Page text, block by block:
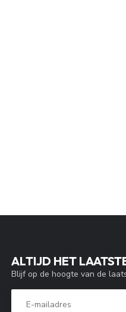
ALTIJD HET
Blijf op de hoogte van de